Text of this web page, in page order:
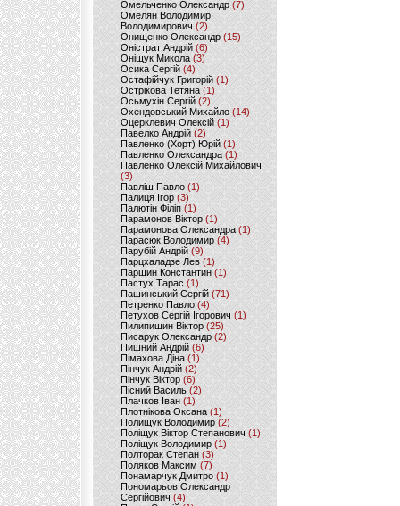
Омельченко Олександр(7)
Омелян Володимир
Володимирович (2)
Онищенко Олександр (15)
Оністрат Андрій (6)
Оніщук Микола (3)
Осика Сергій(4)
Остафійчук Григорій(1)
Острікова Тетяна (1)
Осьмухін Сергій (2)
Охендовський Михайло (14)
Оцерклевич Олексій (1)
Павелко Андрій (2)
Павленко (Хорт) Юрій (1)
Павленко Олександра (1)
Павленко Олексій Михайлович
(3)
Павліш Павло(1)
Палиця Ігор (3)
Палютін Філіп(1)
Парамонов Віктор (1)
Парамонова Олександра(1)
Парасюк Володимир(4)
Парубій Андрій (9)
Парцхаладзе Лев (1)
Паршин Константин(1)
Пастух Тарас (1)
Пашинський Сергій (71)
Петренко Павло (4)
Петухов Сергій Ігорович (1)
Пилипишин Віктор(25)
Писарук Олександр(2)
Пишний Андрій (6)
Пімахова Діна(1)
Пінчук Андрій(2)
Пінчук Віктор (6)
Пісний Василь (2)
Плачков Іван(1)
Плотнікова Оксана (1)
Полищук Володимир(2)
Поліщук Віктор Степанович(1)
Поліщук Володимир (1)
Полторак Степан(3)
Поляков Максим (7)
Понамарчук Дмитро (1)
Пономарьов Олександр
Сергійович(4)